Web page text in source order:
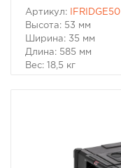
Артикул:
IFRIDGE50
Высота: 53 мм
Ширина: 35 мм
Длина: 585 мм
Вес: 18,5 кг